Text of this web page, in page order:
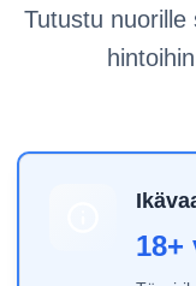
Tutustu nuorille
18+